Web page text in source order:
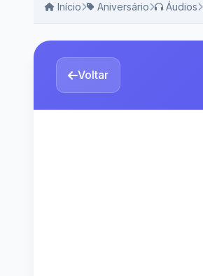
Início Aniversário Áudios
Voltar